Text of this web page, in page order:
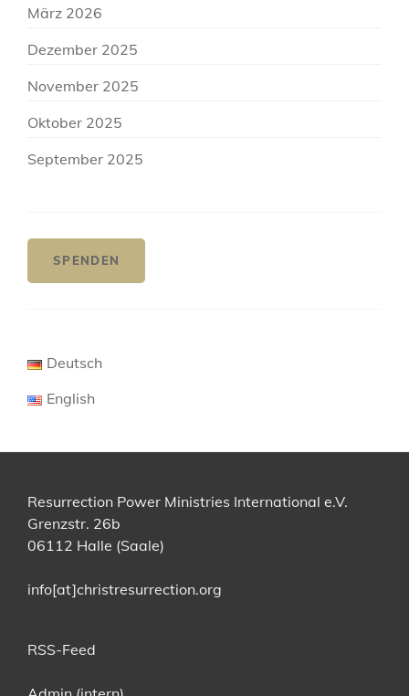
März 2026
Dezember 2025
November 2025
Oktober 2025
September 2025
SPENDEN
Deutsch
English
Resurrection Power Ministries International e.V.
Grenzstr. 26b
06112 Halle (Saale)
info[at]christresurrection.org
RSS-Feed